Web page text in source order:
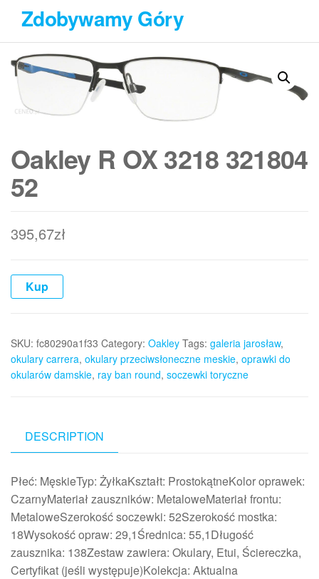
Przejdź
treści
Zdobywamy Góry
Oakley R OX 3218 321804
52
395,67zł
Kup
SKU: fc80290a1f33 Category: Oakley Tags: galeria jarosław,
okulary carrera, okulary przeciwsłoneczne meskie, oprawki do
okularów damskie, ray ban round, soczewki toryczne
DESCRIPTION
Płeć: MęskieTyp: ŻyłkaKształt: ProstokątneKolor oprawek:
CzarnyMateriał zauszników: MetaloweMateriał frontu:
MetaloweSzerokość soczewki: 52Szerokość mostka:
18Wysokość opraw: 29,1Średnica: 55,1Długość
zausznika: 138Zestaw zawiera: Okulary, Etui, Ściereczka,
Certyfikat (jeśli występuje)Kolekcja: Aktualna